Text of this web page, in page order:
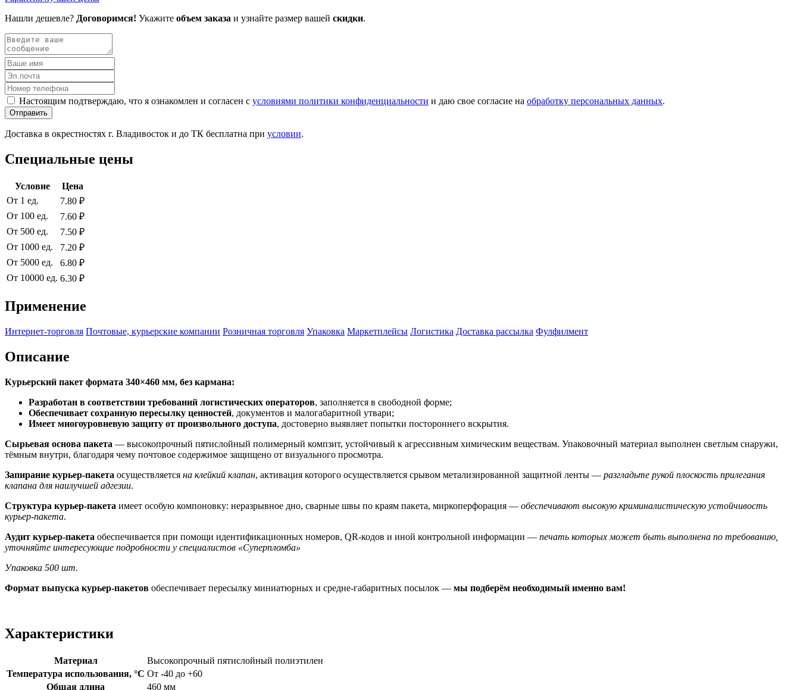
Нашли дешевле? Договоримся! Укажите объем заказа и узнайте размер вашей скидки.
Настоящим подтверждаю, что я ознакомлен и согласен с условиями политики конфиденциальности и даю свое согласие на обработку персональных данных.
Отправить
Доставка в окрестностях г. Владивосток и до ТК бесплатна при условии.
Специальные цены
Условие
Цена
От 1 ед.
7.80 ₽
От 100 ед.
7.60 ₽
От 500 ед.
7.50 ₽
От 1000 ед.
7.20 ₽
От 5000 ед.
6.80 ₽
От 10000 ед. 6.30 ₽
Применение
Интернет-торговля Почтовые, курьерские компании Розничная торговля Упаковка Маркетплейсы Логистика Доставка рассылка Фулфилмент
Описание
Курьерский пакет формата 340×460 мм, без кармана:
Разработан в соответствии требований логистических операторов, заполняется в свободной форме;
Обеспечивает сохранную пересылку ценностей, документов и малогабаритной утвари;
Имеет многоуровневую защиту от произвольного доступа, достоверно выявляет попытки постороннего вскрытия.
Сырьевая основа пакета — высокопрочный пятислойный полимерный компзит, устойчивый к агрессивным химическим веществам. Упаковочный материал выполнен светлым снаружи,
тёмным внутри, благодаря чему почтовое содержимое защищено от визуального просмотра.
Запирание курьер-пакета осуществляется на клейкий клапан, активация которого осуществляется срывом метализированной защитной ленты — разгладьте рукой плоскость прилегания
клапана для наилучшей адгезии.
Структура курьер-пакета имеет особую компоновку: неразрывное дно, сварные швы по краям пакета, миркоперфорация — обеспечивают высокую криминалистическую устойчивость
курьер-пакета.
Аудит курьер-пакета обеспечивается при помощи идентификационных номеров, QR-кодов и иной контрольной информации — печать которых может быть выполнена по требованию,
уточняйте интересующие подробности у специалистов «Суперпломба»
Упаковка 500 шт.
Формат выпуска курьер-пакетов обеспечивает пересылку миниатюрных и средне-габаритных посылок — мы подберём необходимый именно вам!
Характеристики
Материал
Высокопрочный пятислойный полиэтилен
Температура использования, °C От -40 до +60
Общая длина
460 мм